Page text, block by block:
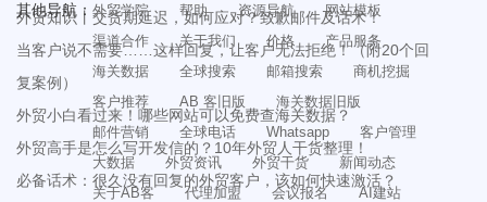
外贸知识丨交货期延迟，如何应对？致歉邮件及话术！
当客户说不需要……这样回复，让客户无法拒绝！（附20个回
复案例）
外贸小白看过来！哪些网站可以免费查海关数据？
外贸高手是怎么写开发信的？10年外贸人干货整理！
必备话术：很久没有回复的外贸客户，该如何快速激活？
其他导航： 外贸学院 帮助 资源导航
网站模板
渠道合作
关于我们 价格
产品服务
海关数据
全球搜索 邮箱搜索
商机挖掘
客户推荐
AB 客旧版
海关数据旧版
邮件营销
全球电话 Whatsapp
客户管理
大数据
外贸资讯 外贸干货
新闻动态
关于AB客
代理加盟 会议报名
AI建站